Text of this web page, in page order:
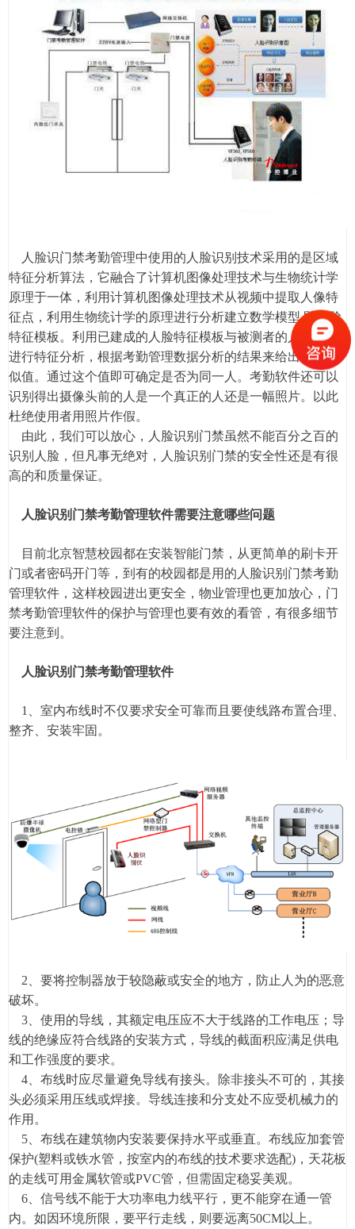
人脸识门禁考勤管理中使用的人脸识别技术采用的是区域
特征分析算法，它融合了计算机图像处理技术与生物统计学
原理于一体，利用计算机图像处理技术从视频中提取人像特
征点，利用生物统计学的原理进行分析建立数学模型,即人脸
特征模板。利用已建成的人脸特征模板与被测者的人的面像
进行特征分析，根据考勤管理数据分析的结果来给出一个相
似值。通过这个值即可确定是否为同一人。考勤软件还可以
识别得出摄像头前的人是一个真正的人还是一幅照片。以此
杜绝使用者用照片作假。
由此，我们可以放心，人脸识别门禁虽然不能百分之百的
识别人脸，但凡事无绝对，人脸识别门禁的安全性还是有很
高的和质量保证。
人脸识别门禁考勤管理软件需要注意哪些问题
目前北京智慧校园都在安装智能门禁，从更简单的刷卡开
门或者密码开门等，到有的校园都是用的人脸识别门禁考勤
管理软件，这样校园进出更安全，物业管理也更加放心，门
禁考勤管理软件的保护与管理也要有效的看管，有很多细节
要注意到。
人脸识别门禁考勤管理软件
1、室内布线时不仅要求安全可靠而且要使线路布置合理、
整齐、安装牢固。
2、要将控制器放于较隐蔽或安全的地方，防止人为的恶意
破坏。
3、使用的导线，其额定电压应不大于线路的工作电压；导
线的绝缘应符合线路的安装方式，导线的截面积应满足供电
和工作强度的要求。
4、布线时应尽量避免导线有接头。除非接头不可的，其接
头必须采用压线或焊接。导线连接和分支处不应受机械力的
作用。
5、布线在建筑物内安装要保持水平或垂直。布线应加套管
保护(塑料或铁水管，按室内的布线的技术要求选配)，天花板
的走线可用金属软管或PVC管，但需固定稳妥美观。
6、信号线不能于大功率电力线平行，更不能穿在通一管
内。如因环境所限，要平行走线，则要远离50CM以上。